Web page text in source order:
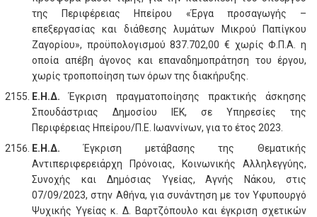
της Περιφέρειας Ηπείρου «Έργα προσαγωγής –
επεξεργασίας και διάθεσης λυμάτων Μικρού Παπίγκου
Ζαγορίου», προϋπολογισμού 837.702,00 € χωρίς Φ.Π.Α. η
οποία απέβη άγονος και επαναδημοπράτηση του έργου,
χωρίς τροποποίηση των όρων της διακήρυξης.
Ε.Η.Δ.Έγκριση πραγματοποίησης πρακτικής άσκησης
Σπουδάστριας Δημοσίου ΙΕΚ, σε Υπηρεσίες της
Περιφέρειας Ηπείρου/Π.Ε. Ιωαννίνων, για το έτος 2023.
Ε.Η.Δ.Έγκριση μετάβασης της Θεματικής
Αντιπεριφερειάρχη Πρόνοιας, Κοινωνικής Αλληλεγγύης,
Συνοχής και Δημόσιας Υγείας, Αγνής Νάκου, στις
07/09/2023, στην Αθήνα, για συνάντηση με τον Υφυπουργό
Ψυχικής Υγείας κ. Δ. Βαρτζόπουλο και έγκριση σχετικών